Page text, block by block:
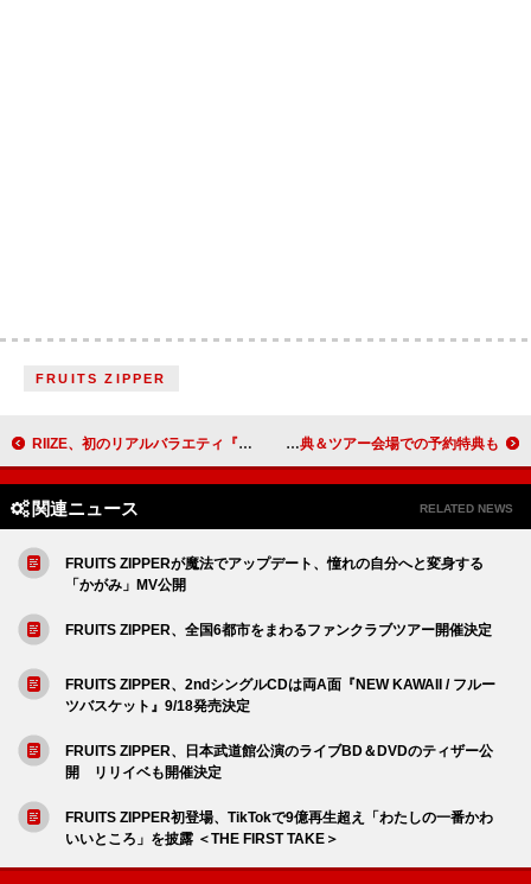
FRUITS ZIPPER
RIIZE、初のリアルバラエティ『BOSS RIIZE』の映像作品が発売決定 NAQT VANE、コンセプトEP『NV』リリース決定 購入特典＆ツアー会場での予約特典も
関連ニュース RELATED NEWS
FRUITS ZIPPERが魔法でアップデート、憧れの自分へと変身する
「かがみ」MV公開
FRUITS ZIPPER、全国6都市をまわるファンクラブツアー開催決定
FRUITS ZIPPER、2ndシングルCDは両A面『NEW KAWAII / フルー
ツバスケット』9/18発売決定
FRUITS ZIPPER、日本武道館公演のライブBD＆DVDのティザー公
開 リリイベも開催決定
FRUITS ZIPPER初登場、TikTokで9億再生超え「わたしの一番かわ
いいところ」を披露 ＜THE FIRST TAKE＞